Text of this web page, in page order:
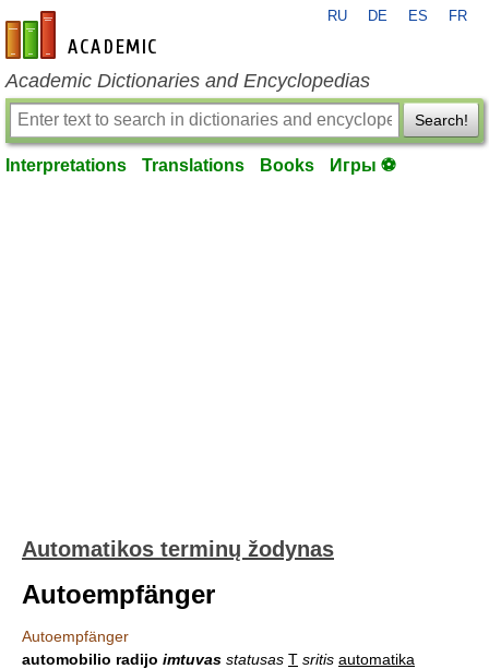
en-academic.com
RU DE ES FR
Academic Dictionaries and Encyclopedias
Search!
Interpretations Translations Books Игры ⚽
Automatikos terminų žodynas
Autoempfänger
Autoempfänger
automobilio radijo imtuvas statusas T sritis automatika